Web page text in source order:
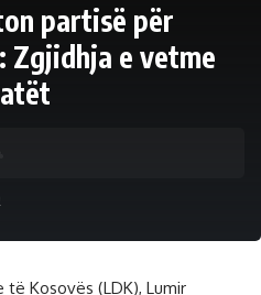
partisë për
Zgjidhja e vetme
Kosovës (LDK), Lumir